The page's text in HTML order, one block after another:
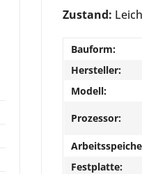
Zustand:
Bauform:
Hersteller:
Modell:
Prozessor:
Festplatte: